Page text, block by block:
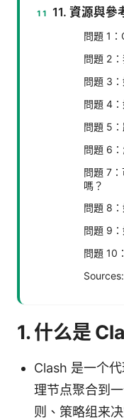
11. 資源與參
問題 1
問題 2
問題 3
問題 4
問題 5
問題 6
問題 7
嗎？
問題 8
問題 9
問題 10
Sources:
1. 什么是
Clash 是一个
理节点聚合到
则、策略组来